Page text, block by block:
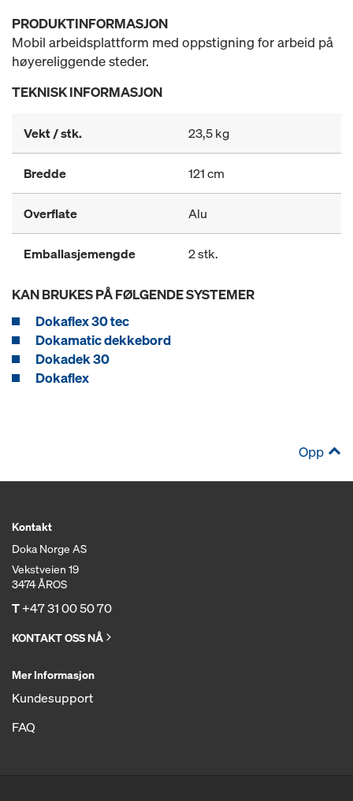
PRODUKTINFORMASJON
Mobil arbeidsplattform med oppstigning for arbeid på
høyereliggende steder.
TEKNISK INFORMASJON
Vekt / stk. 23,5 kg
Bredde 121 cm
Overflate Alu
Emballasjemengde 2 stk.
KAN BRUKES PÅ FØLGENDE SYSTEMER
Dokaflex 30 tec
Dokamatic dekkebord
Dokadek 30
Dokaflex
Opp
Kontakt
Doka Norge AS
Vekstveien 19
3474 ÅROS
T+47 31 00 50 70
KONTAKT OSS NÅ
Mer Informasjon
Kundesupport
FAQ